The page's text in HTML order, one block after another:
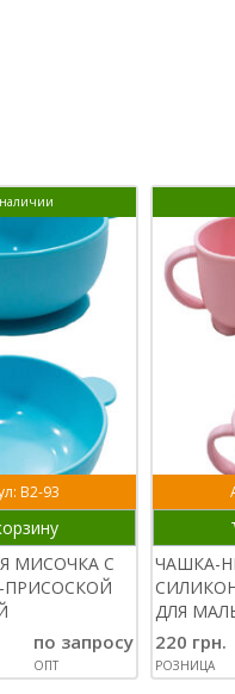
наличии
В2-93
МИСОЧКА С
по запросу
ОПТ
ЧАШКА-
ДЛЯ
220 грн.
РОЗНИЦА